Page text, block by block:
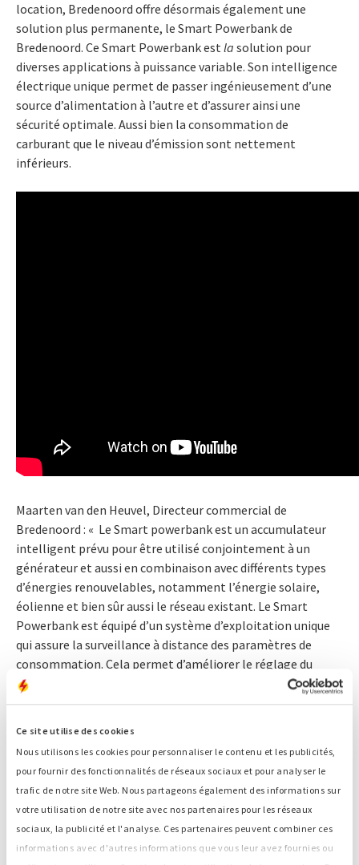
Ce site utilise des cookies
Nous utilisons les cookies pour personnaliser le contenu et les publicités,
pour fournir des fonctionnalités de réseaux sociaux et pour analyser le
trafic de notre site Web. Nous partageons également des informations sur
votre utilisation de notre site avec nos partenaires pour les réseaux
sociaux, la publicité et l'analyse. Ces partenaires peuvent combiner ces
informations avec d'autres informations que vous leur avez fournies ou
location, Bredenoord offre désormais également une
solution plus permanente, le Smart Powerbank de
Bredenoord. Ce Smart Powerbank estla solution pour
diverses applications à puissance variable. Son intelligence
électrique unique permet de passer ingénieusement d’une
source d’alimentation à l’autre et d’assurer ainsi une
sécurité optimale. Aussi bien la consommation de
carburant que le niveau d’émission sont nettement
inférieurs.
Maarten van den Heuvel, Directeur commercial de
Bredenoord : « Le Smart powerbank est un accumulateur
intelligent prévu pour être utilisé conjointement à un
générateur et aussi en combinaison avec différents types
d’énergies renouvelables, notamment l’énergie solaire,
éolienne et bien sûr aussi le réseau existant. Le Smart
Powerbank est équipé d’un système d’exploitation unique
qui assure la surveillance à distance des paramètres de
consommation. Cela permet d’améliorer le réglage du
Smart Powerbank en continu en fonction des circonstances
locales pour une consommation optimale de carburant. Un
pour une utilisation dans des réserves naturelles ou la nuit
dans des zones résidentielles. Le Smart Powerbank est
disponible en différentes capacités et il est modulable. Cela
permet à notre client de conserver une certaine souplesse,
notamment au niveau financier. Nous proposons des
solutions complètes, de la vente au leasing ou même un